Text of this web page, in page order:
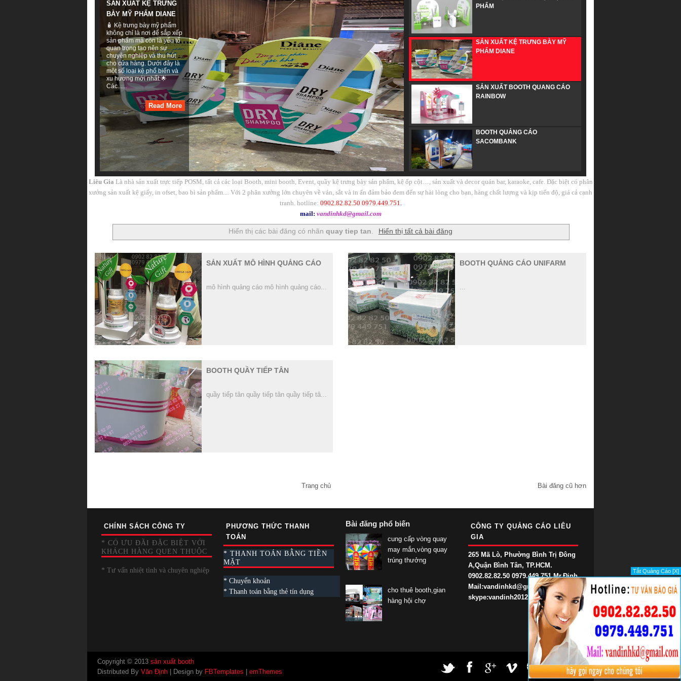
PHẨM
SẢN XUẤT KỆ TRƯNG BÀY MỸ
PHẨM DIANE
SẢN XUẤT BOOTH QUANG CÁO
RAINBOW
BOOTH QUẢNG CÁO
SACOMBANK
SẢN XUẤT KỆ TRƯNG
BÀY MỸ PHẨM DIANE
🧴 Kệ trưng bày mỹ phẩm
không chỉ là nơi để sắp xếp
sản phẩm mà còn là yếu tố
quan trọng tạo nên sự
chuyên nghiệp và thu hút
cho cửa hàng. Dưới đây là
một số loại kệ phổ biến và
xu hướng mới nhất:🌟
Các......
Read More
Tắt Quảng Cáo [X]
Liêu Gia Là nhà sản xuất trực tiếp POSM, tất cả các loại Booth, mini booth, Event, quầy kệ trưng bày sản phẩm, kệ ốp cột…, sản xuất và decor quán bar, karaoke, cafe. Đặc biệt có phân
xưởng sản xuất kệ giấy, in ofset, bao bì sản phẩm.... Với 2 phân xưởng lớn chuyên về ván, sắt và in ấn đảm bảo đem đến sự hài lòng cho bạn, hàng chất lượng và kịp tiến độ, giá cả cạnh
tranh. hotline: 0902.82.82.50 0979.449.751.
mail: vandinhkd@gmail.com
Hiển thị các bài đăng có nhãnquay tiep tan. Hiển thị tất cả bài đăng
SẢN XUẤT MÔ HÌNH QUẢNG CÁO
mô hình quảng cáo mô hình quảng cáo...
BOOTH QUẢNG CÁO UNIFARM
BOOTH QUẦY TIẾP TÂN
quầy tiếp tân quầy tiếp tân quầy tiếp tâ...
Bài đăng cũ hơn
Trang chủ
CHÍNH SÁCH CÔNG TY
* CÓ ƯU ĐÃI ĐẶC BIỆT VỚI
KHÁCH HÀNG QUEN THUỘC
* Tư vấn nhiệt tình và chuyên nghiệp
PHƯƠNG THỨC THANH
TOÁN
* THANH TOÁN BẰNG TIỀN
MẶT
* Chuyển khoản
* Thanh toán bằng thẻ tín dụng
Bài đăng phổ biến
cung cấp vòng quay
may mắn,vòng quay
trúng thưởng
cho thuê booth,gian
hàng hội chợ
CÔNG TY QUẢNG CÁO LIÊU
GIA
265 Mã Lò, Phường Bình Trị Đông
A,Quận Bình Tân, TP.HCM.
0902.82.82.50 0979.449.751 Mr.Định
Mail:vandinhkd@gmail.com
skype:vandinh2012
Copyright © 2013 sản xuất booth
Distributed By Văn Định | Design by FBTemplates emThemes